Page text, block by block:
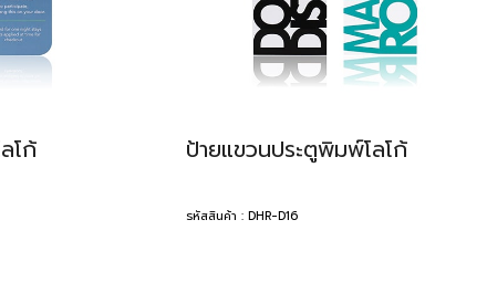
โก้ ป้ายแขวนประตูพิมพ์โลโก้
รหัสสินค้า : DHR-D16